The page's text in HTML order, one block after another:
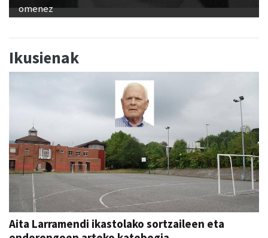
omenez
Ikusienak
Aita Larramendi ikastolako sortzaileen eta